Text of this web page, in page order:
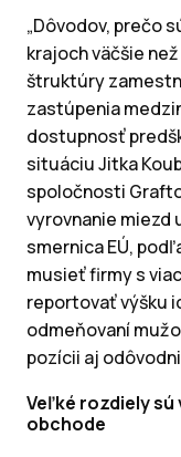
„Dôvodov, prečo
krajoch väčšie
štruktúry
zastúpenia
dostupnosť
situáciu Jitka
spoločnosti
vyrovnanie miezd
smernica EÚ,
musieť firmy s
reportovať výšku
odmeňovaní
pozícii aj
Veľké rozdiely
obchode